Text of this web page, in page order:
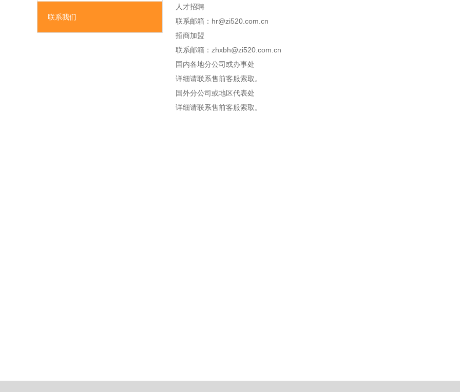
联系我们
人才招聘
联系邮箱：hr@zi520.com.cn
招商加盟
联系邮箱：zhxbh@zi520.com.cn
国内各地分公司或办事处
详细请联系售前客服索取。
国外分公司或地区代表处
详细请联系售前客服索取。